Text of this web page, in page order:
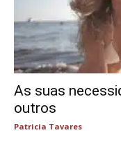
As suas
outros
Patricia Tavares